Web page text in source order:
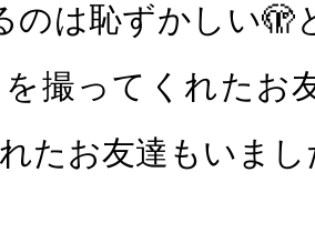
のは恥ずかしい🫣
撮ってくれたお
たお友達もいまし